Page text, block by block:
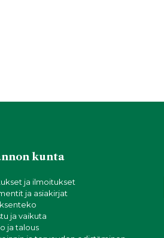
kunta
ja ilmoitukset
ja asiakirjat
ja vaikuta
ja talous